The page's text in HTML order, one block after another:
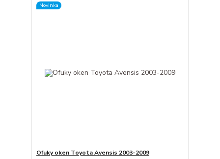
Novinka
Ofuky oken Toyota Avensis 2003-2009